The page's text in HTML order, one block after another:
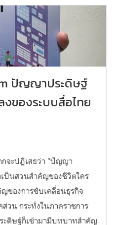
ปัญญาประดิษฐ์
ของระบบสื่อไทย
กจะปฏิเสธว่า "ปัญญา
ป็นส่วนสำคัญของชีวิตใคร
ของการขับเคลื่อนธุรกิจ
วน กระทั่งในภาคราชการ
ะดิษฐ์ก็เข้ามามีบทบาทสำคัญ